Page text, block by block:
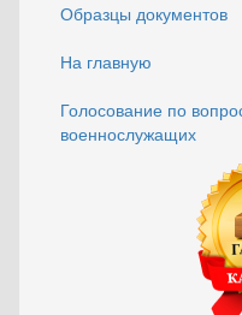
Образцы документов
На главную
Голосование по
военнослужащих